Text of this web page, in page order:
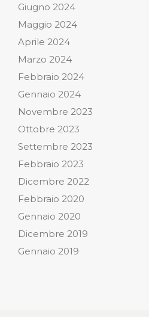
Giugno 2024
Maggio 2024
Aprile 2024
Marzo 2024
Febbraio 2024
Gennaio 2024
Novembre 2023
Ottobre 2023
Settembre 2023
Febbraio 2023
Dicembre 2022
Febbraio 2020
Gennaio 2020
Dicembre 2019
Gennaio 2019